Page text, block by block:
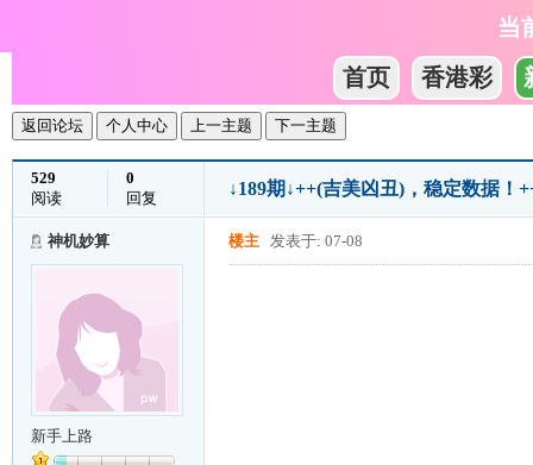
当
首页
香港彩
返回论坛 个人中心 上一主题 下一主题
529
阅读
0
回复
↓189期↓++(吉美凶丑)，稳定数据！
神机妙算
新手上路
楼主 发表于: 07-08